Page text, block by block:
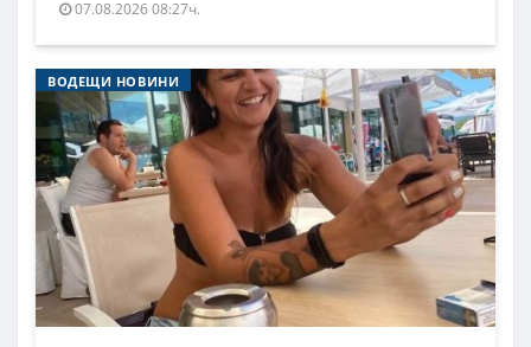
07.08.2026 08:27ч.
ВОДЕЩИ НОВИНИ